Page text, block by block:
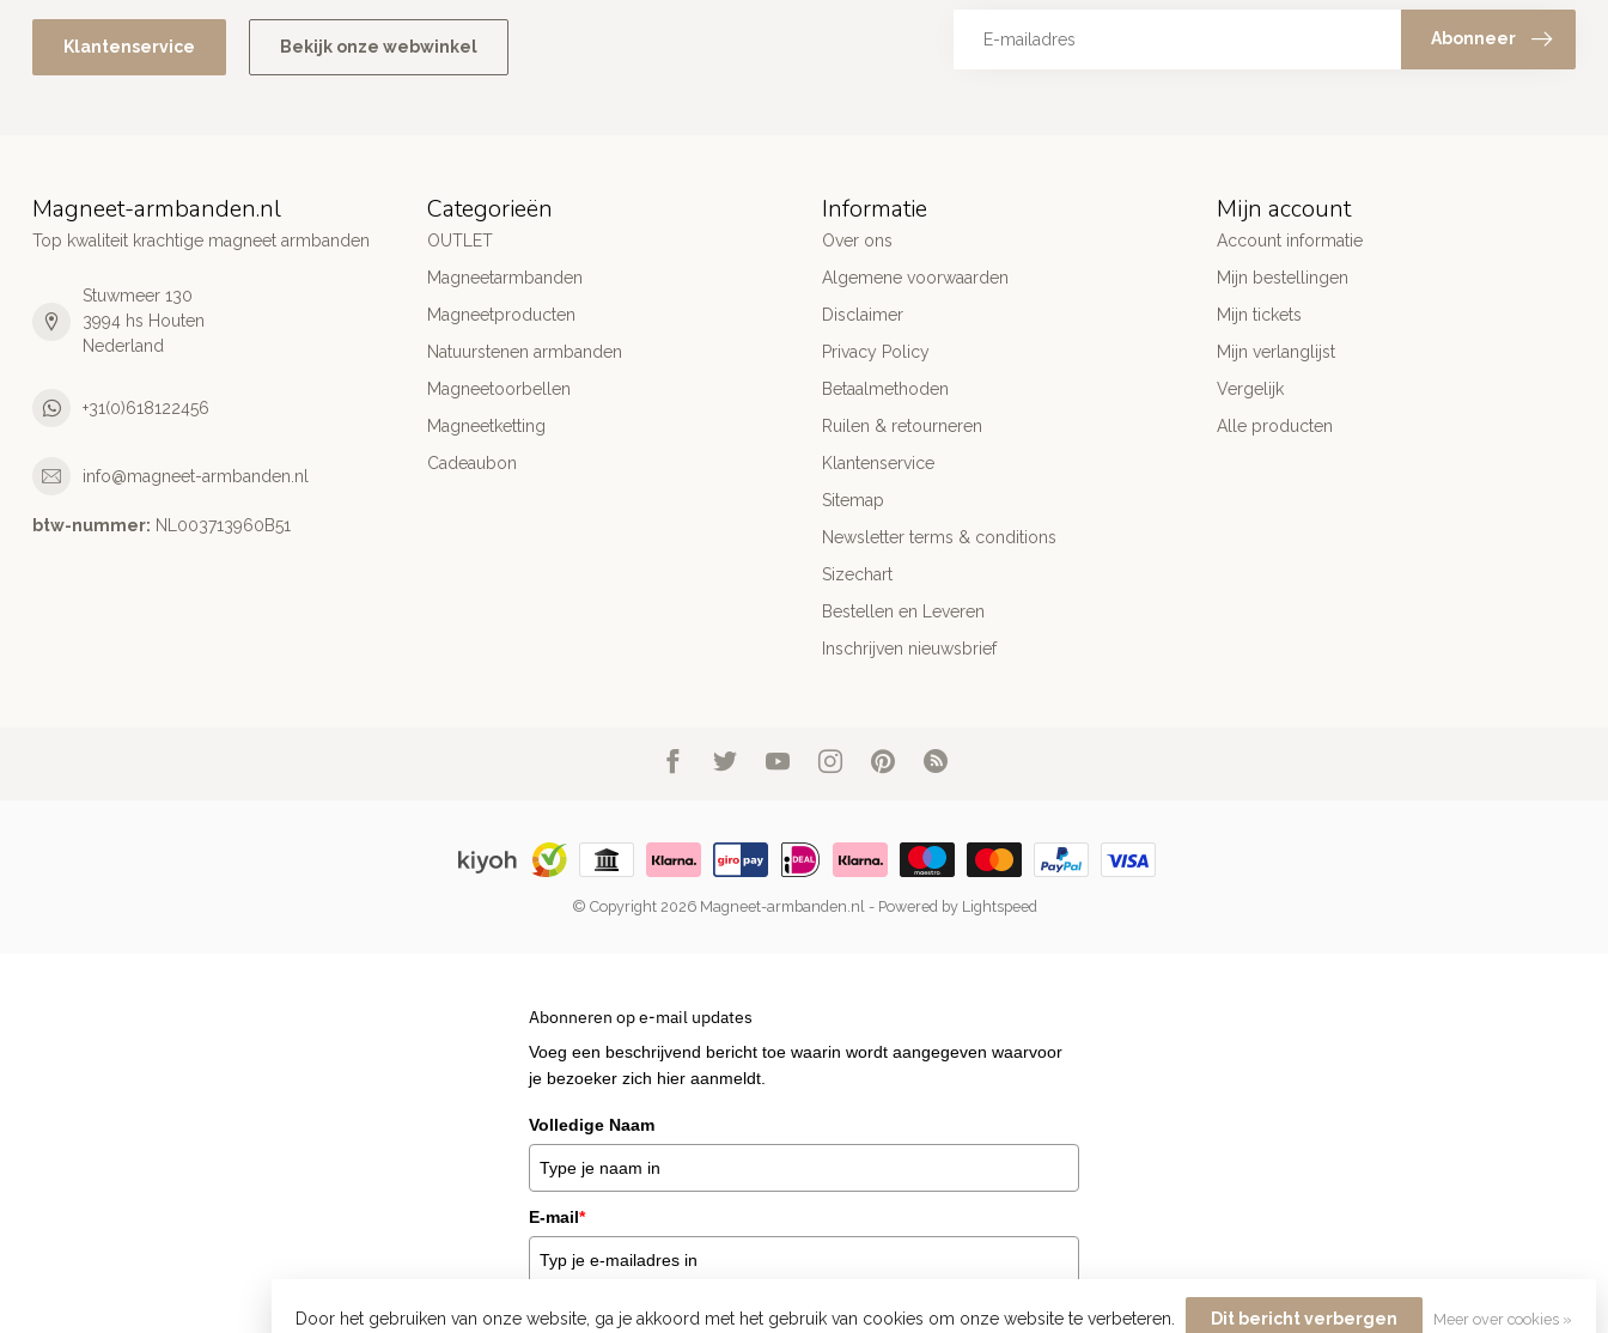
Klantenservice Bekijk onze webwinkel Abonneer
Magneet-armbanden.nl
Top kwaliteit krachtige magneet armbanden
Stuwmeer 130
3994 hs Houten
Nederland
+31(0)618122456
info@magneet-armbanden.nl
btw-nummer: NL003713960B51
Categorieën
OUTLET
Magneetarmbanden
Magneetproducten
Natuurstenen armbanden
Magneetoorbellen
Magneetketting
Cadeaubon
Informatie
Over ons
Algemene voorwaarden
Disclaimer
Privacy Policy
Betaalmethoden
Ruilen & retourneren
Klantenservice
Sitemap
Newsletter terms & conditions
Sizechart
Bestellen en Leveren
Inschrijven nieuwsbrief
Mijn account
Account informatie
Mijn bestellingen
Mijn tickets
Mijn verlanglijst
Vergelijk
Alle producten
© Copyright 2026 Magneet-armbanden.nl- Powered by Lightspeed
Door het gebruiken van onze website, ga je akkoord met het gebruik van cookies om onze website te verbeteren. Dit bericht verbergen Meer over cookies »
Abonneren op e-mail updates
Voeg een beschrijvend bericht toe waarin wordt aangegeven waarvoor
je bezoeker zich hier aanmeldt.
Volledige Naam
E-mail*
Verzend